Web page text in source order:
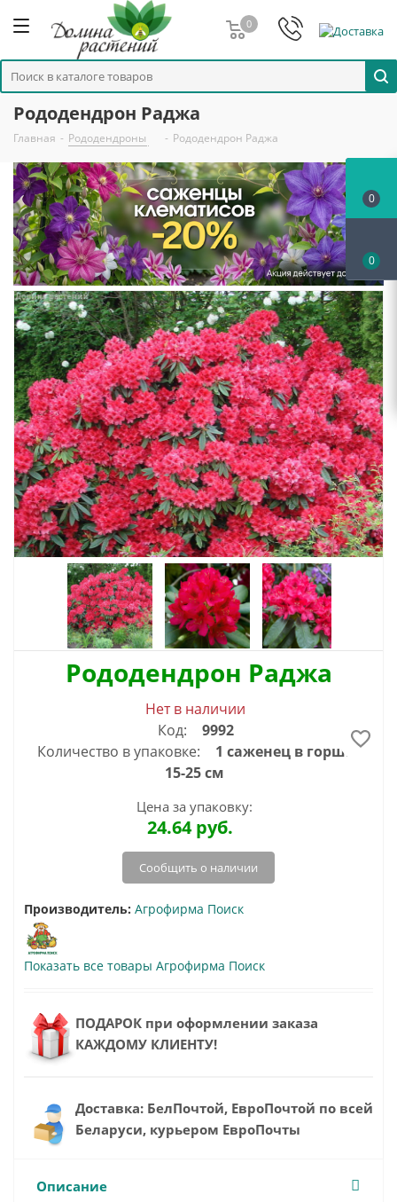
0
Рододендрон Раджа
Главная - Рододендроны - Рододендрон Раджа
Рододендрон Раджа
Нет в наличии
Код:
9992
Количество в упаковке:
1 саженец в горшке
15-25 см
Цена за упаковку:
24.64руб.
Сообщить о наличии
Производитель: Агрофирма Поиск
Показать все товары Агрофирма Поиск
ПОДАРОК при оформлении заказа
КАЖДОМУ КЛИЕНТУ!
Доставка: БелПочтой, ЕвроПочтой по всей
Беларуси, курьером ЕвроПочты
Описание
0
0